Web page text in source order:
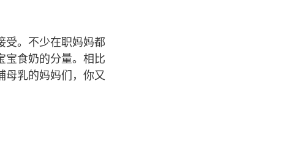
受。不少在职妈妈都
宝食奶的分量。相比
母乳的妈妈们，你又